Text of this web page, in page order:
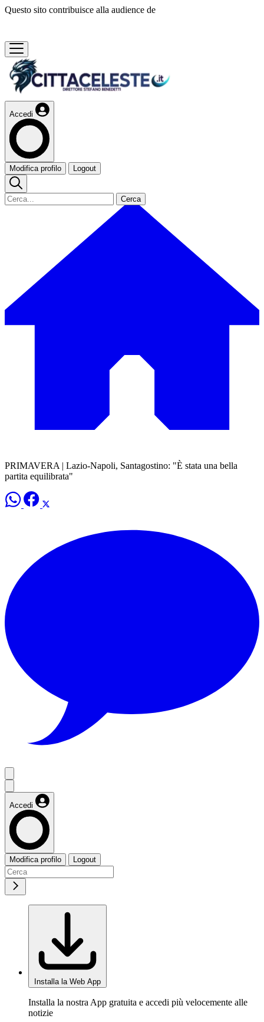
Questo sito contribuisce alla audience de
Accedi
Modifica profilo Logout
Cerca
PRIMAVERA | Lazio-Napoli, Santagostino: "È stata una bella
partita equilibrata"
Accedi
Modifica profilo Logout
Installa la Web App
Installa la nostra App gratuita e accedi più velocemente alle
notizie